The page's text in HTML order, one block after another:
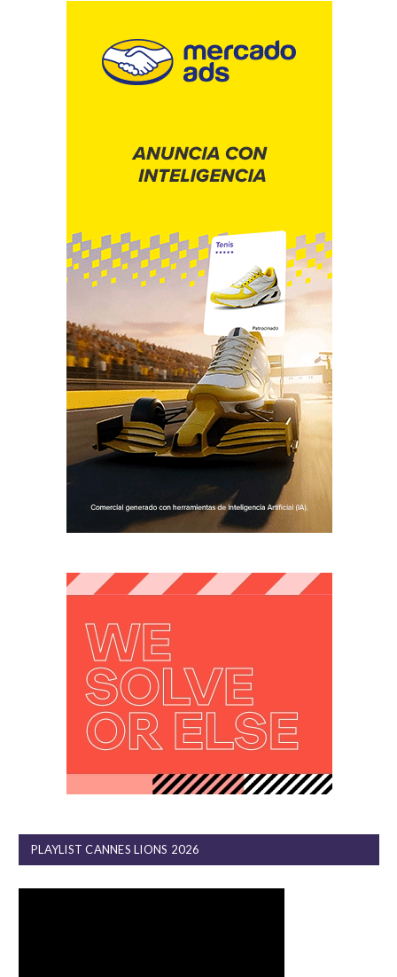
PLAYLIST CANNES LIONS 2026